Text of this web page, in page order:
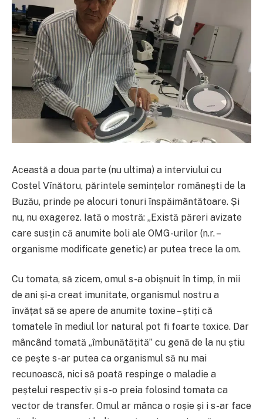
Această a doua parte (nu ultima) a interviului cu
Costel Vînătoru, părintele semințelor românești de la
Buzău, prinde pe alocuri tonuri înspăimântătoare. Și
nu, nu exagerez. Iată o mostră: „Există păreri avizate
care susțin că anumite boli ale OMG-urilor (n.r. –
organisme modificate genetic) ar putea trece la om.
Cu tomata, să zicem, omul s-a obișnuit în timp, în mii
de ani și-a creat imunitate, organismul nostru a
învățat să se apere de anumite toxine – știți că
tomatele în mediul lor natural pot fi foarte toxice. Dar
mâncând tomată „îmbunătățită” cu genă de la nu știu
ce pește s-ar putea ca organismul să nu mai
recunoască, nici să poată respinge o maladie a
peștelui respectiv și s-o preia folosind tomata ca
vector de transfer. Omul ar mânca o roșie și i s-ar face